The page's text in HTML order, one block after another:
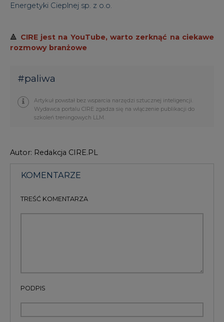
Energetyki Cieplnej sp. z o.o.
🔺 CIRE jest na YouTube, warto zerknąć na ciekawe
rozmowy branżowe
#paliwa
Artykuł powstał bez wsparcia narzędzi sztucznej inteligencji.
Wydawca portalu CIRE zgadza się na włączenie publikacji do
szkoleń treningowych LLM.
Autor: Redakcja CIRE.PL
KOMENTARZE
TREŚĆ KOMENTARZA
PODPIS